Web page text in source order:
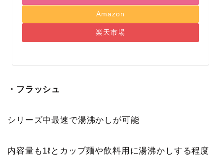
Amazon
楽天市場
・フラッシュ
シリーズ中最速で湯沸かしが可能
内容量も1ℓとカップ麺や飲料用に湯沸かしする程度